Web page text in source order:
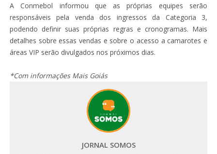
A Conmebol informou que as próprias equipes serão
responsáveis pela venda dos ingressos da Categoria 3,
podendo definir suas próprias regras e cronogramas. Mais
detalhes sobre essas vendas e sobre o acesso a camarotes e
áreas VIP serão divulgados nos próximos dias.
*Com informações Mais Goiás
JORNAL SOMOS